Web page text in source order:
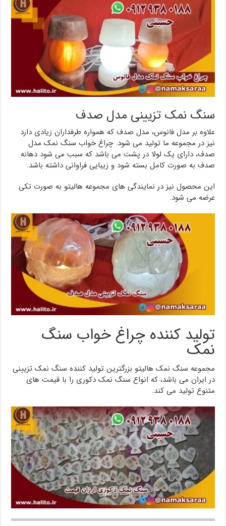
سنگ نمک تزیینی مدل صدف
علاوه بر مدل فانوس، مدل صدف که همواره طرفداران زیادی دارد
نیز در مجموعه ما تولید می شود. چراغ خواب سنگ نمک مدل
صدف، دارای یک لولا در پشت می باشد که سبب می شود دهانه
صدف به صورت کامل بسته شود و زیبایی فراوانی داشته باشد.
این محصول نیز در نمایندگی های مجموعه هالیتو به صورت تکی
عرضه می شود.
تولید کننده چراغ خواب سنگ
نمک
مجموعه سنگ نمک هالیتو بزرگترین تولید کننده سنگ نمک تزیینی
در ایران می باشد، که انواع سنگ نمک دکوری را با قیمت های
متنوع تولید می کند.